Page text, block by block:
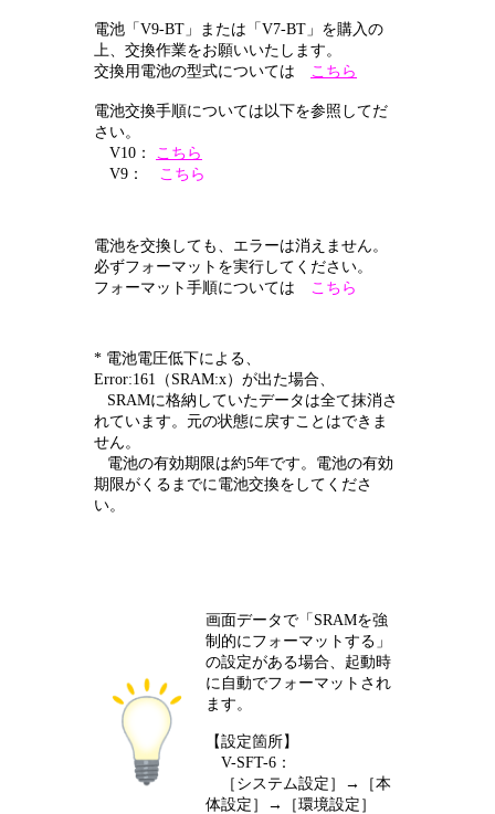
電池「V9-BT」または「V7-BT」を購入の
上、交換作業をお願いいたします。
交換用電池の型式については
こちら
電池交換手順については以下を参照してだ
さい。
V10：
こちら
V9：
こちら
電池を交換しても、エラーは消えません。
必ずフォーマットを実行してください。
フォーマット手順については
こちら
* 電池電圧低下による、
Error:161（SRAM:x）が出た場合、
SRAMに格納していたデータは全て抹消さ
れています。元の状態に戻すことはできま
せん。
電池の有効期限は約5年です。電池の有効
期限がくるまでに電池交換をしてくださ
い。
画面データで「SRAMを強
制的にフォーマットする」
の設定がある場合、起動時
に自動でフォーマットされ
ます。
【設定箇所】
V-SFT-6：
［システム設定］→［本
体設定］→［環境設定］